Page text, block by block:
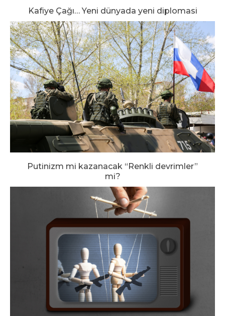
Kafiye Çağı… Yeni dünyada yeni diplomasi
Putinizm mi kazanacak “Renkli devrimler”
mi?